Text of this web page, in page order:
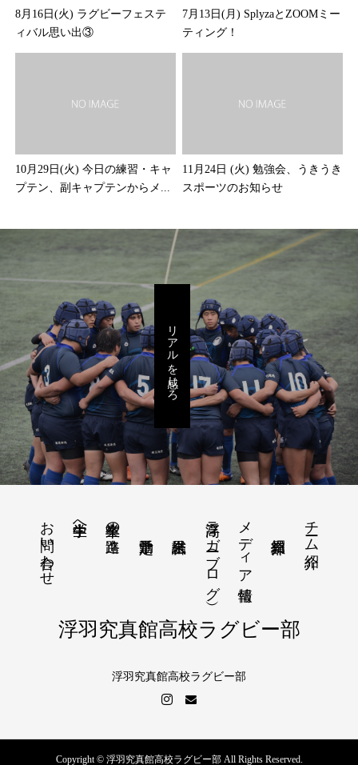
8月16日(火) ラグビーフェステ
ィバル思い出③
7月13日(月) SplyzaとZOOMミー
ティング！
10月29日(火) 今日の練習・キャ
プテン、副キャプテンからメ...
11月24日 (火) 勉強会、うきうき
スポーツのお知らせ
リアルを感じろ
チーム紹介
メディア情報
浮高ラガー（ブログ）
卒業生の進路
中学生へ
お問い合わせ
浮羽究真館高校ラグビー部
浮羽究真館高校ラグビー部
Copyright © 浮羽究真館高校ラグビー部 All Rights Reserved.